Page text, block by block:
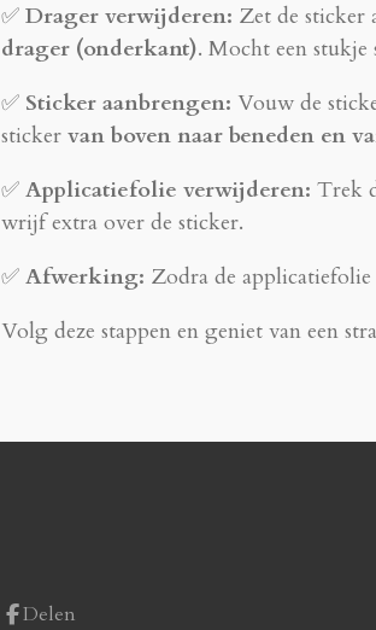
✅ Drager verwijderen: Zet de sticker
drager (onderkant). Mocht een
✅ Sticker aanbrengen: Vouw de
sticker van boven naar beneden en
✅ Applicatiefolie verwijderen: Trek
wrijf extra over de sticker.
✅ Afwerking: Zodra de
Volg deze stappen en geniet van een
Delen